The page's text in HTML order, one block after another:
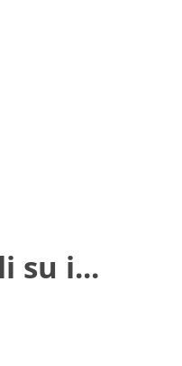
su i...